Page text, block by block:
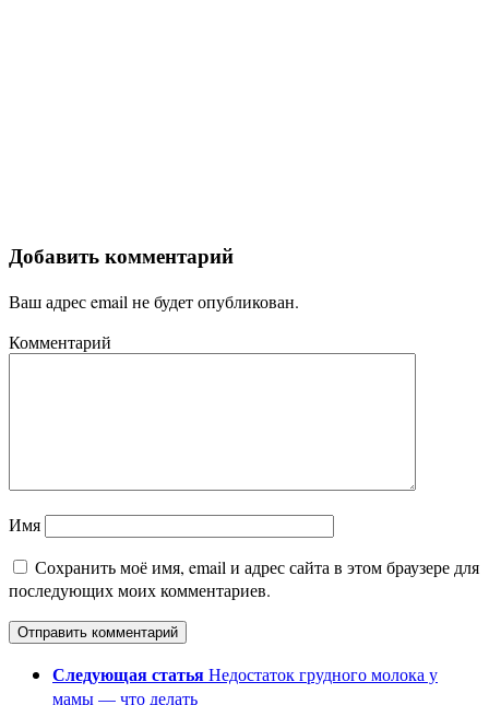
Добавить комментарий
Ваш адрес email не будет опубликован.
Комментарий
Имя
Сохранить моё имя, email и адрес сайта в этом браузере для
последующих моих комментариев.
Следующая статьяНедостаток грудного молока у
мамы — что делать